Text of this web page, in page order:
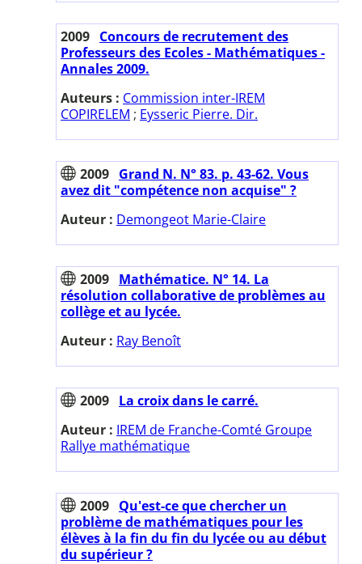
2009 Concours de recrutement des
Professeurs des Ecoles - Mathématiques -
Annales 2009.
Auteurs : Commission inter-IREM
COPIRELEM ; Eysseric Pierre. Dir.
2009 Grand N. N° 83. p. 43-62. Vous
avez dit "compétence non acquise" ?
Auteur : Demongeot Marie-Claire
2009 Mathématice. N° 14. La
résolution collaborative de problèmes au
collège et au lycée.
Auteur : Ray Benoît
2009 La croix dans le carré.
Auteur : IREM de Franche-Comté Groupe
Rallye mathématique
2009 Qu'est-ce que chercher un
problème de mathématiques pour les
élèves à la fin du fin du lycée ou au début
du supérieur ?